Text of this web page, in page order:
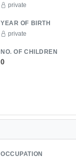
private
YEAR OF BIRTH
private
NO. OF CHILDREN
0
OCCUPATION